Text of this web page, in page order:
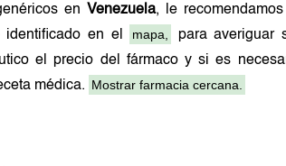
en Venezuela, le
identificado en el
mapa, para averiguar
el precio del fármaco y si es
médica. Mostrar farmacia cercana.